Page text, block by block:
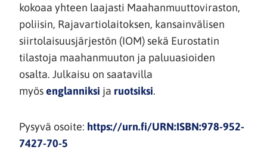
kokoaa yhteen laajasti Maahanmuuttoviraston,
poliisin, Rajavartiolaitoksen, kansainvälisen
siirtolaisuusjärjestön (IOM) sekä Eurostatin
tilastoja maahanmuuton ja paluuasioiden
osalta. Julkaisu on saatavilla
myösenglanniksi ja ruotsiksi.
Pysyvä osoite: https://urn.fi/URN:ISBN:978-952-
7427-70-5